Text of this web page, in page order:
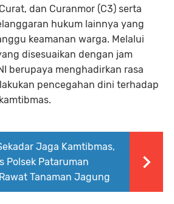
dan Curanmor (C3) serta
hukum lainnya yang
keamanan warga. Melalui
disesuaikan dengan jam
berupaya menghadirkan rasa
pencegahan dini terhadap
Jaga Kamtibmas,
Polsek Pataruman
Tanaman Jagung